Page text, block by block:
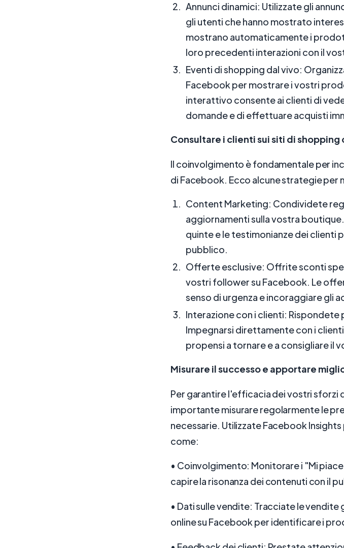
Annunci dinamici: Utilizzate gli
gli utenti che hanno mostrato
mostrano automaticamente i
loro precedenti interazioni con il
Eventi di shopping dal vivo:
Facebook per mostrare i vostri
interattivo consente ai clienti di
domande e di effettuare acquisti
Consultare i clienti sui siti di
Il coinvolgimento è fondamentale per
di Facebook. Ecco alcune strategie
Content Marketing: Condividete
aggiornamenti sulla vostra
quinte e le testimonianze dei clienti
pubblico.
Offerte esclusive: Offrite sconti
vostri follower su Facebook. Le
senso di urgenza e incoraggiare gli
Interazione con i clienti:
Impegnarsi direttamente con i
propensi a tornare e a consigliare il
Misurare il successo e apportare
Per garantire l'efficacia dei vostri sforzi
importante misurare regolarmente le
necessarie. Utilizzate Facebook
come:
• Coinvolgimento: Monitorare i "Mi
capire la risonanza dei contenuti con il
• Dati sulle vendite: Tracciate le
online su Facebook per identificare i